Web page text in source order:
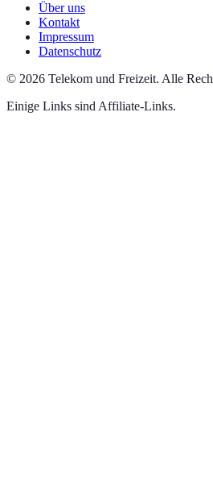
Über uns
Kontakt
Impressum
Datenschutz
© 2026 Telekom und Freizeit. Alle
Einige Links sind Affiliate-Links.